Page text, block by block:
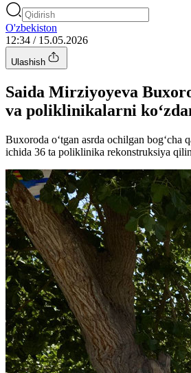
O'zbekiston
12:34 / 15.05.2026
Ulashish
Saida Mirziyoyeva
va poliklinikalarni
Buxoroda o‘tgan asrda ochilgan bog‘cha
ichida 36 ta poliklinika rekonstruksiya